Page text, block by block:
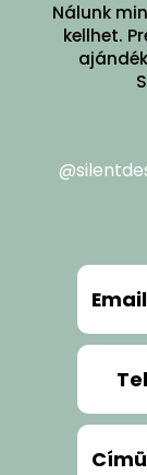
Nálunk
kellhet.
Email